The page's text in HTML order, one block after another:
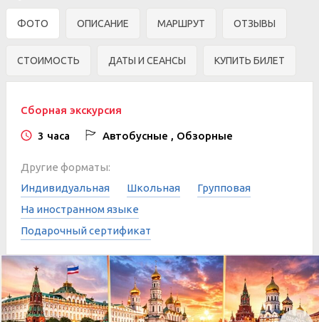
ФОТО ОПИСАНИЕ МАРШРУТ ОТЗЫВЫ
СТОИМОСТЬ ДАТЫ И СЕАНСЫ КУПИТЬ БИЛЕТ
Сборная экскурсия
3 часа Автобусные , Обзорные
Другие форматы:
Индивидуальная
Школьная
Групповая
На иностранном языке
Подарочный сертификат